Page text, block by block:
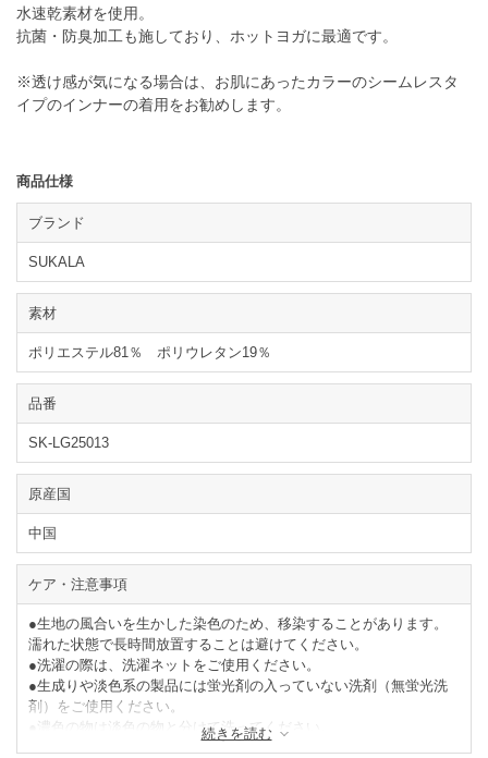
水速乾素材を使用。
抗菌・防臭加工も施しており、ホットヨガに最適です。
※透け感が気になる場合は、お肌にあったカラーのシームレスタ
イプのインナーの着用をお勧めします。
商品仕様
ブランド
SUKALA
素材
ポリエステル81％ ポリウレタン19％
品番
SK-LG25013
原産国
中国
ケア・注意事項
●生地の風合いを生かした染色のため、移染することがあります。
濡れた状態で長時間放置することは避けてください。
●洗濯の際は、洗濯ネットをご使用ください。
●生成りや淡色系の製品には蛍光剤の入っていない洗剤（無蛍光洗
剤）をご使用ください。
●濃色の物は淡色の物と分けて洗ってください。
●タンブラー乾燥はお避けください。
続きを読む